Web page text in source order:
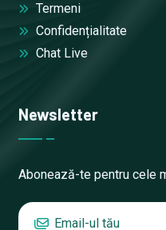
Termeni
Confidențialitate
Chat Live
Newsletter
Abonează-te pentru cele